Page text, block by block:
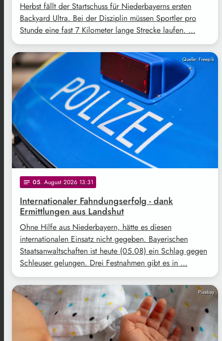
Herbst fällt der Startschuss für Niederbayerns ersten
Backyard Ultra. Bei der Disziplin müssen Sportler pro
Stunde eine fast 7 Kilometer lange Strecke laufen. …
Quelle: Freepik
notes 05. August 2026 13:31
Internationaler Fahndungserfolg - dank
Ermittlungen aus Landshut
Ohne Hilfe aus Niederbayern, hätte es diesen
internationalen Einsatz nicht gegeben. Bayerischen
Staatsanwaltschaften ist heute (05.08) ein Schlag gegen
Schleuser gelungen. Drei Festnahmen gibt es in …
Pixabay